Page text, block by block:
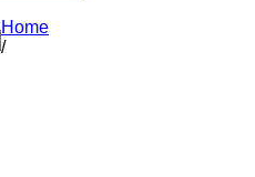
Home
/